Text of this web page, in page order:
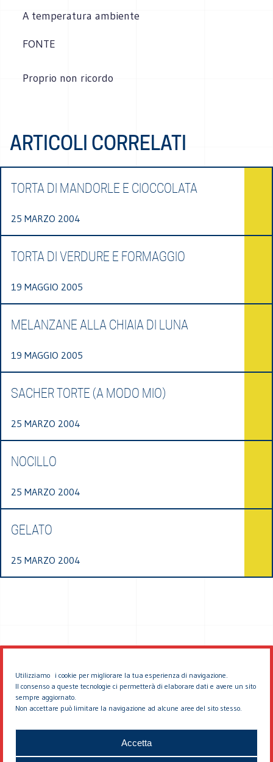
Utilizziamo i cookie per migliorare la tua esperienza di navigazione.
Il consenso a queste tecnologie ci permetterà di elaborare dati e avere un sito
sempre aggiornato.
Non accettare può limitare la navigazione ad alcune aree del sito stesso.
Accetta
A temperatura ambiente
FONTE
Proprio non ricordo
ARTICOLI CORRELATI
TORTA DI MANDORLE E CIOCCOLATA
25 MARZO 2004
TORTA DI VERDURE E FORMAGGIO
19 MAGGIO 2005
MELANZANE ALLA CHIAIA DI LUNA
19 MAGGIO 2005
SACHER TORTE (A MODO MIO)
25 MARZO 2004
NOCILLO
25 MARZO 2004
GELATO
25 MARZO 2004
© 2026 EDDYBURG